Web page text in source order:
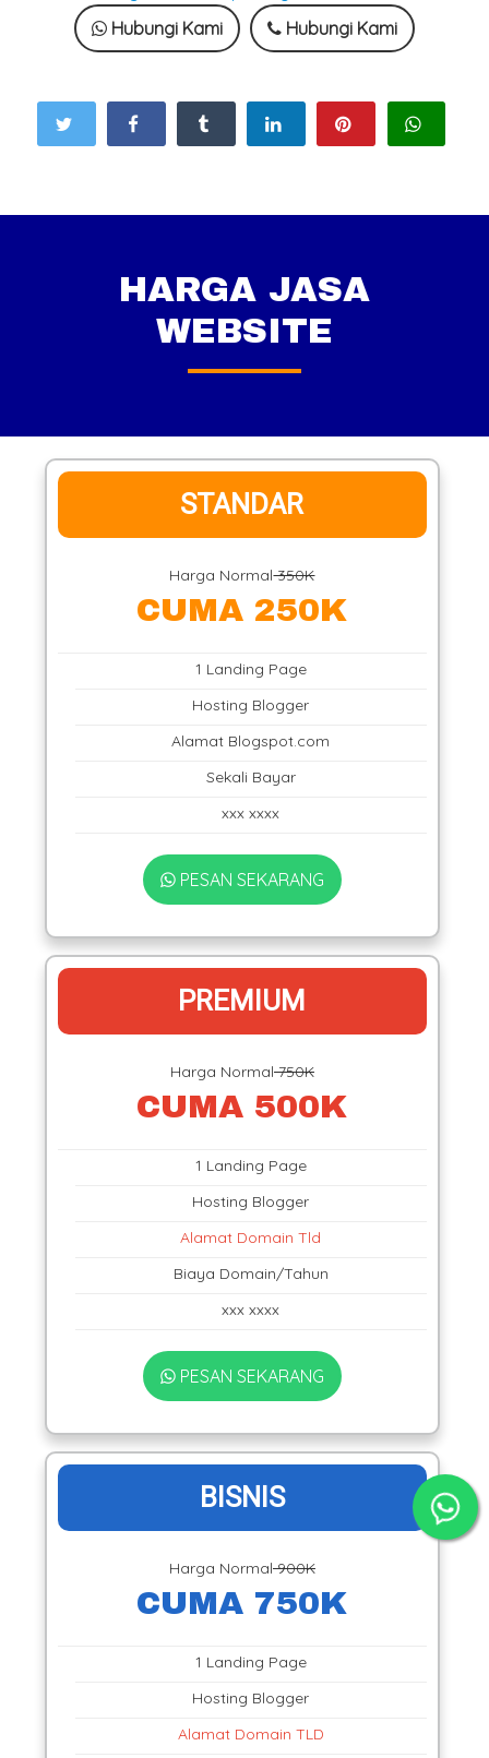
Hubungi Kami Hubungi Kami
HARGA JASA
WEBSITE
STANDAR
Harga Normal350K
CUMA 250K
1 Landing Page
Hosting Blogger
Alamat Blogspot.com
Sekali Bayar
xxx xxxx
PESAN SEKARANG
PREMIUM
Harga Normal750K
CUMA 500K
1 Landing Page
Hosting Blogger
Alamat Domain Tld
Biaya Domain/Tahun
xxx xxxx
PESAN SEKARANG
BISNIS
Harga Normal900K
CUMA 750K
1 Landing Page
Hosting Blogger
Alamat Domain TLD